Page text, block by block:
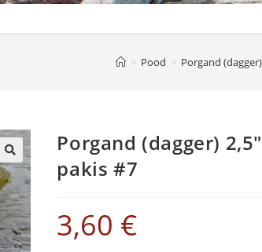
> Pood > Porgand
Porgand (dagger)
pakis #7
3,60 €